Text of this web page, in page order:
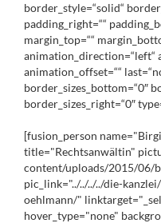
border_style=“solid“
padding_right=““
margin_top=““
animation_direction=“left“
animation_offset=““
border_sizes_bottom=“0″
border_sizes_right=“0″
[fusion_person
title="Rechtsanwältin"
content/uploads/2015/06/
pic_link="../../../../die-
oehlmann/"
hover_type="none"